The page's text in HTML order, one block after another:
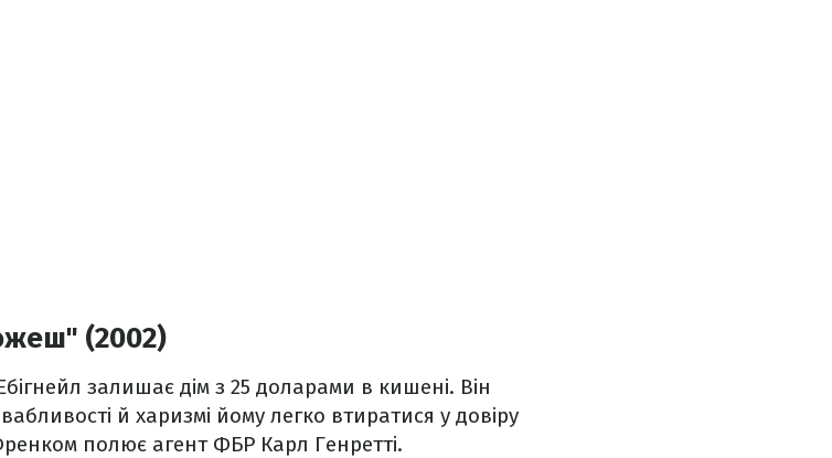
(2002)
залишає дім з 25 доларами в кишені. Він
й харизмі йому легко втиратися у довіру
полює агент ФБР Карл Генретті.